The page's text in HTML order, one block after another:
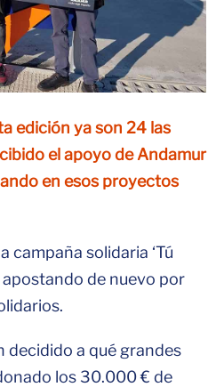
edición ya son 24 las
el apoyo de Andamur
en esos proyectos
campaña solidaria ‘Tú
apostando de nuevo por
decidido a qué grandes
los 30.000 € de